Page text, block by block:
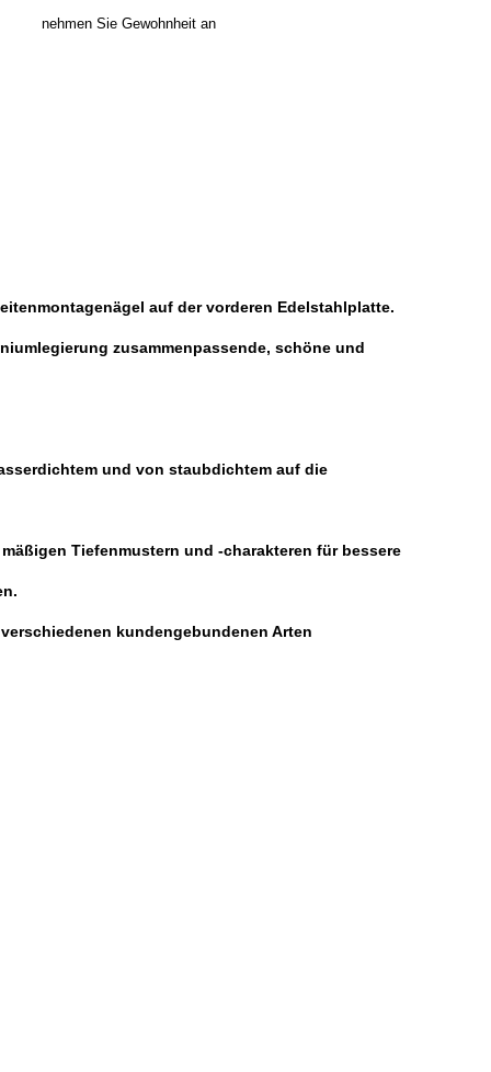
nehmen Sie Gewohnheit an
auf der vorderen Edelstahlplatte.
zusammenpassende, schöne und
und von staubdichtem auf die
Tiefenmustern und -charakteren für bessere
kundengebundenen Arten